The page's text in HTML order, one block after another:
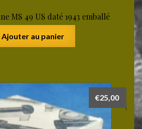
MS 49 US daté 1943 emballé
Ajouter au panier
€25,00